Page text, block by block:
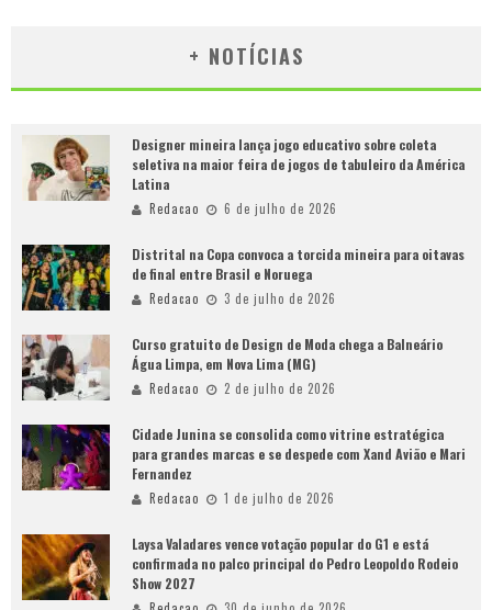
+ NOTÍCIAS
Designer mineira lança jogo educativo sobre coleta
seletiva na maior feira de jogos de tabuleiro da América
Latina
Redacao 6 de julho de 2026
Distrital na Copa convoca a torcida mineira para oitavas
de final entre Brasil e Noruega
Redacao 3 de julho de 2026
Curso gratuito de Design de Moda chega a Balneário
Água Limpa, em Nova Lima (MG)
Redacao 2 de julho de 2026
Cidade Junina se consolida como vitrine estratégica
para grandes marcas e se despede com Xand Avião e Mari
Fernandez
Redacao 1 de julho de 2026
Laysa Valadares vence votação popular do G1 e está
confirmada no palco principal do Pedro Leopoldo Rodeio
Show 2027